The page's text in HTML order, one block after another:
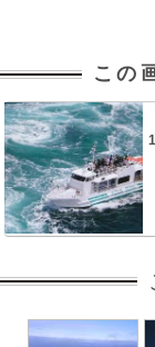
この